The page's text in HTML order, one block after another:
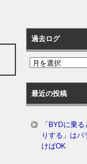
過去ログ
過
ロ
グ
最近の投稿
「BYDに乗
りする」は
けばOK